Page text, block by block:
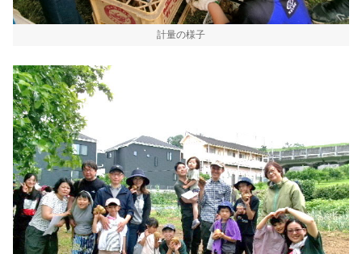
計量の様子